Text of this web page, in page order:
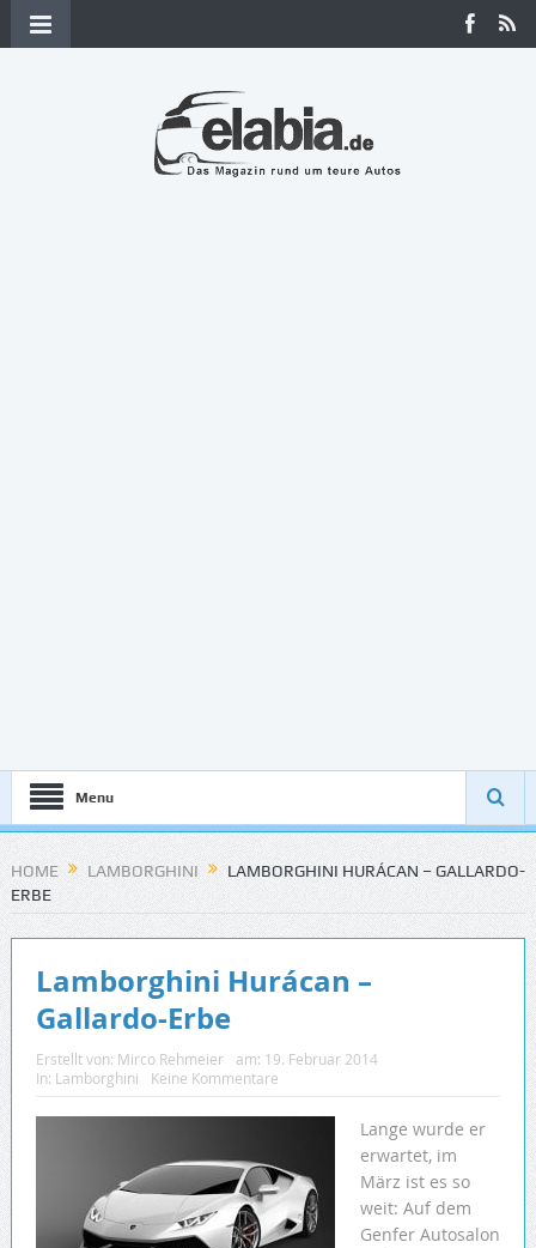
Menu
HOME LAMBORGHINI
LAMBORGHINI HURÁCAN – GALLARDO-
ERBE
Lamborghini Hurácan –
Gallardo-Erbe
Erstellt von: Mirco Rehmeier am: 19. Februar 2014
In: Lamborghini Keine Kommentare
Lange wurde er
erwartet, im
März ist es so
weit: Auf dem
Genfer Autosalon